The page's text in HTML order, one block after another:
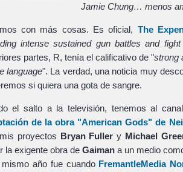
Jamie Chung… menos
con más cosas. Es oficial, The
intense sustained gun battles and
partes, R, tenía el calificativo de "strong
language". La verdad, una noticia muy
si quiera una gota de sangre.
el salto a la televisión, tenemos al canal
de la obra "American Gods" de
proyectos Bryan Fuller y Michael
la exigente obra de Gaimana un medio
año fue cuando FremantleMedia